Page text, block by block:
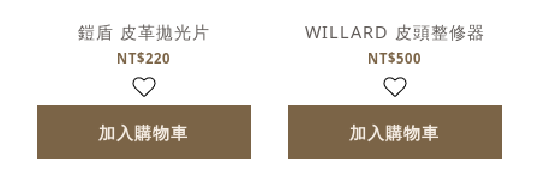
鎧盾 皮革拋光片
NT$220
加入購物車
WILLARD 皮頭整修器
NT$500
加入購物車